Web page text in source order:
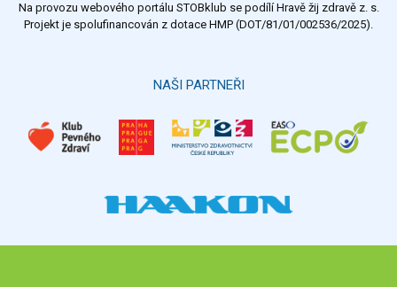
Výsledky Všechny ankety
Na provozu webového portálu STOBklub se podílí Hravě žij zdravě z. s.
Projekt je spolufinancován z dotace HMP (DOT/81/01/002536/2025).
NAŠI PARTNEŘI